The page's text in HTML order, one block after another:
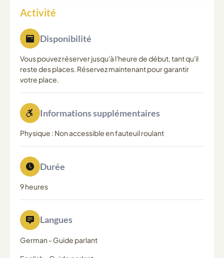
Activité
Disponibilité
Vous pouvez réserver jusqu'à l'heure de début, tant qu'il
reste des places. Réservez maintenant pour garantir
votre place.
Informations supplémentaires
Physique : Non accessible en fauteuil roulant
Durée
9 heures
Langues
German - Guide parlant